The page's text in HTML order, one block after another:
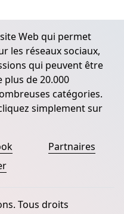
Web qui permet
les réseaux sociaux,
qui peuvent être
de 20.000
catégories.
simplement sur
Partnaires
Tous droits